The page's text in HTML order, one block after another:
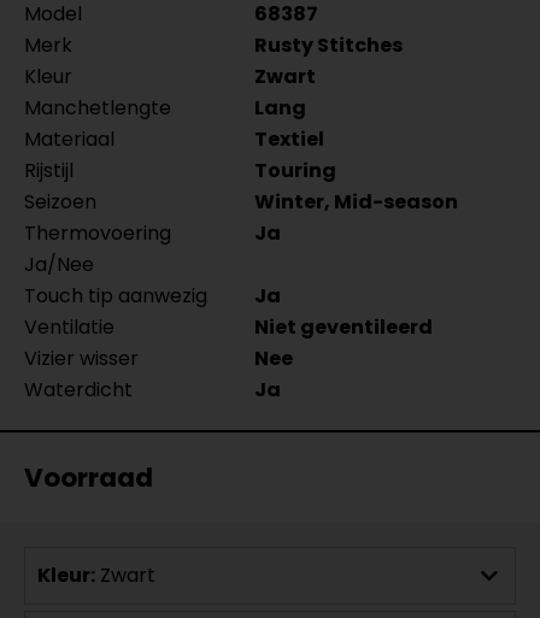
Model
68387
Merk
Rusty Stitches
Kleur
Zwart
Manchetlengte
Lang
Materiaal
Textiel
Rijstijl
Touring
Seizoen
Winter, Mid-season
Thermovoering
Ja/Nee
Ja
Touch tip aanwezig
Ja
Ventilatie
Niet geventileerd
Vizier wisser
Nee
Waterdicht
Ja
Voorraad
Kleur: Zwart